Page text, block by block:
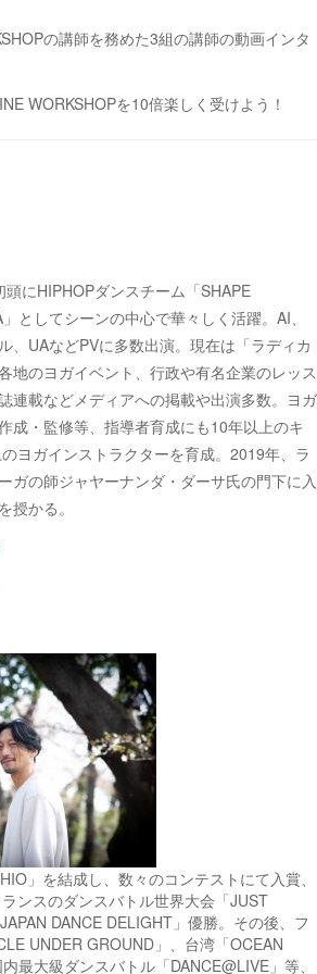
の講師を務めた3組の講師の動画インタ
WORKSHOPを10倍楽しく受けよう！
にHIPHOPダンスチーム「SHAPE
としてシーンの中心で華々しく活躍。AI、
、UAなどPVに多数出演。現在は「ラディカ
地のヨガイベント、行政や有名企業のレッス
連載などメディアへの掲載や出演多数。ヨガ
成・監修等、指導者育成にも10年以上のキ
ヨガインストラクターを育成。2019年、ラ
ガの師ジャヤーナンダ・ダーサ氏の門下に入
授かる。
」を結成し、数々のコンテストにて入賞、
ンスのダンスバトル世界大会「JUST
DANCE DELIGHT」優勝。その後、フ
UNDER GROUND」、台湾「OCEAN
最大級ダンスバトル「DANCE@LIVE」等、